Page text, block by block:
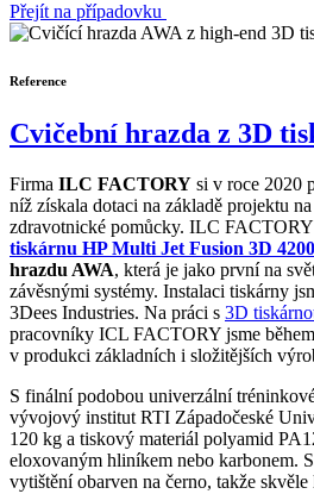
Přejít na případovku
Reference
Cvičební hrazda z 3D
Firma ILC FACTORY si v roce 2020
níž získala dotaci na základě projektu
zdravotnické pomůcky. ILC
tiskárnu HP Multi Jet Fusion 3D 4200
hrazdu AWA, která je jako první na
závěsnými systémy. Instalaci tiskárny
3Dees Industries. Na práci s 3D
pracovníky ICL FACTORY jsme
v produkci základních i složitějších
S finální podobou univerzální
vývojový institut RTI Západočeské
120 kg a tiskový materiál polyamid
eloxovaným hliníkem nebo karbonem.
vytištění obarven na černo, takže